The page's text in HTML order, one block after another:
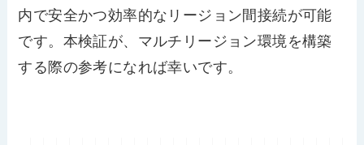
内で安全かつ効率的なリージョン間接続が可能
です。本検証が、マルチリージョン環境を構築
する際の参考になれば幸いです。